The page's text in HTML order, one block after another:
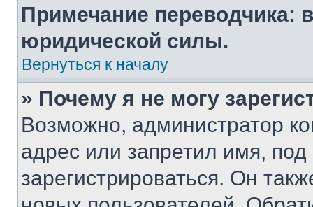
Примечание переводчика:
юридической силы.
Вернуться к началу
» Почему я не могу
Возможно, администратор
адрес или запретил имя,
зарегистрироваться. Он